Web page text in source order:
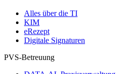
Alles über die TI
KIM
eRezept
Digitale Signaturen
PVS-Betreuung